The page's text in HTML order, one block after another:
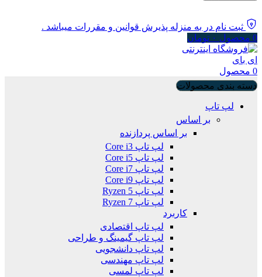
ثبت نام در به منزله پذیرش قوانین و مقررات میباشد .
0 محصول ۰ تومان
0 محصول
دسته بندی محصولات
لپ تاپ
بر اساس
بر اساس پردازنده
لپ تاپ Core i3
لپ تاپ Core i5
لپ تاپ Core i7
لپ تاپ Core i9
لپ تاپ Ryzen 5
لپ تاپ Ryzen 7
کاربرد
لپ تاپ اقتصادی
لپ تاپ گیمینگ و طراحی
لپ تاپ دانشجویی
لپ تاپ مهندسی
لپ تاپ لمسی